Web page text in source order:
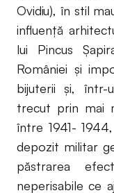
Ovidiu), în stil
influenţă
lui Pincus
României şi
bijuterii şi, într-
trecut prin mai
între 1941-
depozit militar
păstrarea
neperisabile ce